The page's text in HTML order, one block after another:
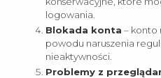
logowania.
Blokada konta – konto
powodu naruszenia
nieaktywności.
Problemy z